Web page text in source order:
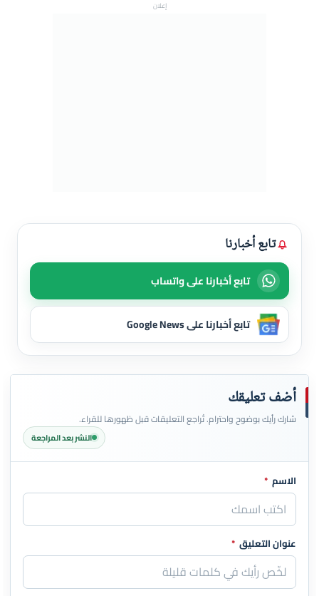
إعلان
تابع أخبارنا
تابع أخبارنا على واتساب
تابع أخبارنا على Google News
أضف تعليقك
شارك رأيك بوضوح واحترام. تُراجع التعليقات قبل ظهورها للقراء.
النشر بعد المراجعة
اترك هذا الحقل فارغاً
الاسم *
عنوان التعليق *